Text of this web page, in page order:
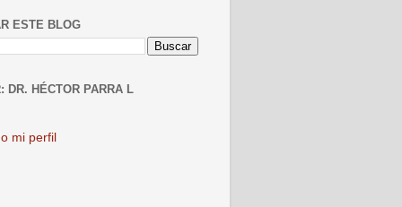
ESTE BLOG
DR. HÉCTOR PARRA L
mi perfil